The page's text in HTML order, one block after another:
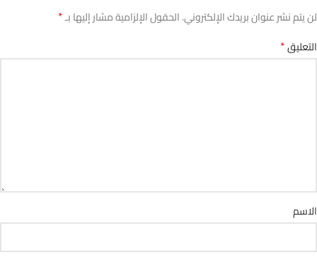
لن يتم نشر عنوان بريدك الإلكتروني.الحقول الإلزامية مشار إليها بـ*
التعليق*
الاسم